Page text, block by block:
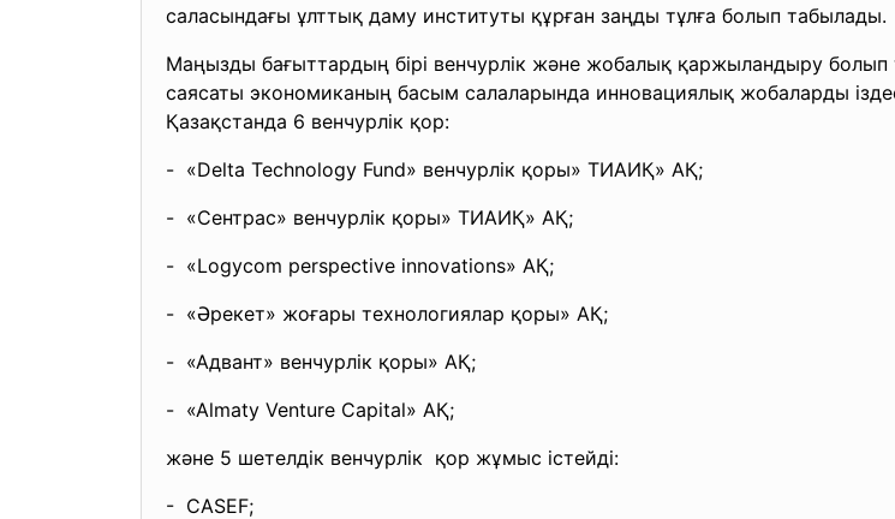
саласындағы ұлттық даму институты құрған заңды тұлға болып табылады.
Маңызды бағыттардың бірі венчурлік және жобалық қаржыландыру
саясаты экономиканың басым салаларында инновациялық жобаларды
Қазақстанда 6 венчурлік қор:
- «Delta Technology Fund» венчурлік қоры» ТИАИҚ» АҚ;
- «Сентрас» венчурлік қоры» ТИАИҚ» АҚ;
- «Logycom perspective innovations» АҚ;
- «Әрекет» жоғары технологиялар қоры» АҚ;
- «Адвант» венчурлік қоры» АҚ;
- «Almaty Venture Capital» АҚ;
және 5 шетелдік венчурлік қор жұмыс істейді:
- CASEF;